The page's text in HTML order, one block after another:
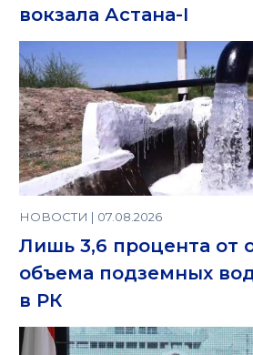
вокзала Астана-I
НОВОСТИ | 07.08.2026
Лишь 3,6 процента от
объема подземных
в РК